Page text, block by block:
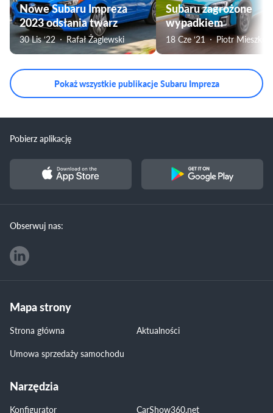
Nowe Subaru Impreza
2023 odsłania twarz
30 Lis ‘22 Rafał Żaglewski
Subaru zagrożone
wypadkiem
18 Cze ‘21 Piotr
Pokaż wszystkie publikacje Subaru Impreza
Pobierz aplikację
Obserwuj nas:
Mapa strony
Strona główna
Aktualności
Umowa sprzedaży samochodu
Narzędzia
Konfigurator CarShow360.net